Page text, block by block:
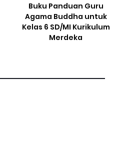
Buku Panduan Guru
Agama Buddha untuk
Kelas 6 SD/MI Kurikulum
Merdeka